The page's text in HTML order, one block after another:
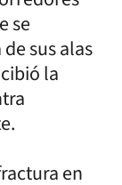
se
sus alas
la
en